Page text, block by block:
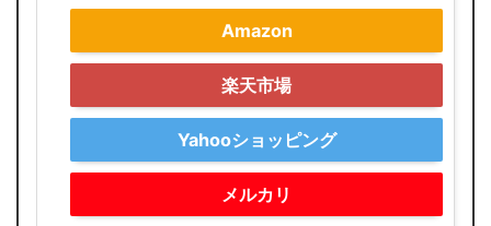
Amazon
楽天市場
Yahooショッピング
メルカリ